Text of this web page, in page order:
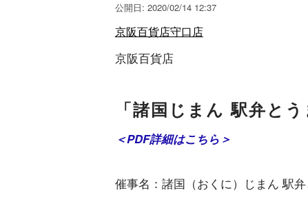
公開日: 2020/02/14 12:37
京阪百貨店守口店
京阪百貨店
「諸国じまん 駅弁と
＜PDF詳細はこちら＞
催事名：諸国（おくに）じまん 駅